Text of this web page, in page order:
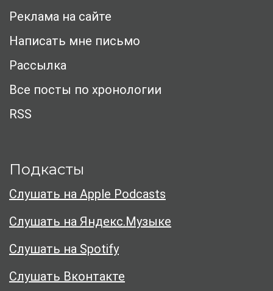
Реклама на сайте
Написать мне письмо
Рассылка
Все посты по хронологии
RSS
Подкасты
Слушать на Apple Podcasts
Слушать на Яндекс.Музыке
Слушать на Spotify
Слушать Вконтакте